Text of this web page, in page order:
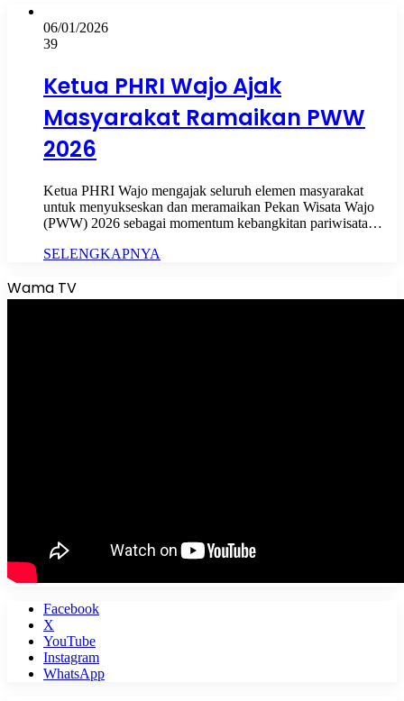
06/01/2026
39
Ketua PHRI Wajo Ajak
Masyarakat Ramaikan PWW
2026
Ketua PHRI Wajo mengajak seluruh elemen masyarakat
untuk menyukseskan dan meramaikan Pekan Wisata Wajo
(PWW) 2026 sebagai momentum kebangkitan pariwisata…
SELENGKAPNYA
Wama TV
Facebook
X
YouTube
Instagram
WhatsApp